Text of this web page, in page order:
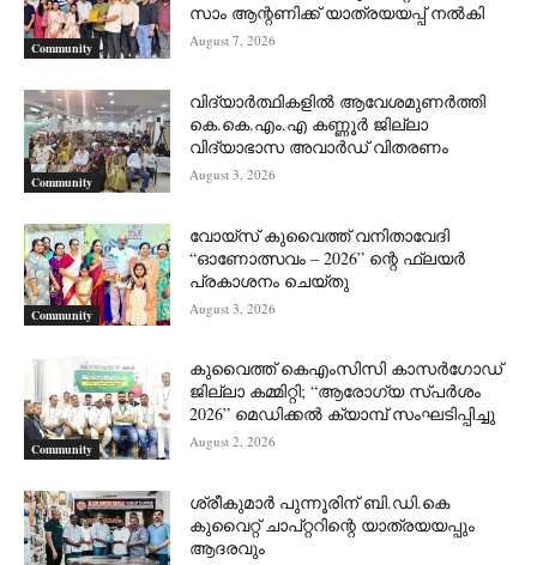
Community
സാം ആന്റണിക്ക് യാത്രയയപ്പ് നൽകി
August 7, 2026
Community
വിദ്യാർത്ഥികളിൽ ആവേശമുണർത്തി
കെ.കെ.എം.എ കണ്ണൂർ ജില്ലാ
വിദ്യാഭാസ അവാർഡ് വിതരണം
August 3, 2026
Community
വോയ്സ് കുവൈത്ത് വനിതാവേദി
“ഓണോത്സവം – 2026” ന്റെ ഫ്ലയർ
പ്രകാശനം ചെയ്തു
August 3, 2026
Community
കുവൈത്ത് കെഎംസിസി കാസർഗോഡ്
ജില്ലാ കമ്മിറ്റി; “ആരോഗ്യ സ്പർശം
2026” മെഡിക്കൽ ക്യാമ്പ് സംഘടിപ്പിച്ചു
August 2, 2026
ശ്രീകുമാർ പുന്നൂരിന് ബി.ഡി.കെ
കുവൈറ്റ് ചാപ്റ്ററിന്റെ യാത്രയയപ്പും
ആദരവും